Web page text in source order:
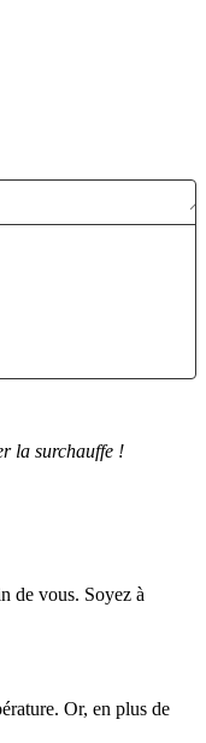
la surchauffe !
de vous. Soyez à
Or, en plus de